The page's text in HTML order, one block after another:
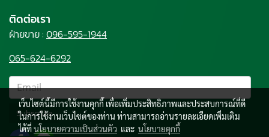
ติดต่อเรา
ฝ่ายขาย : 096-595-1944
065-624-6292
Subscribe
เว็บไซต์นี้มีการใช้งานคุกกี้ เพื่อเพิ่มประสิทธิภาพและประสบการณ์ที่ดี
ในการใช้งานเว็บไซต์ของท่าน ท่านสามารถอ่านรายละเอียดเพิ่มเติม
ได้ที่นโยบายความเป็นส่วนตัว และ นโยบายคุกกี้